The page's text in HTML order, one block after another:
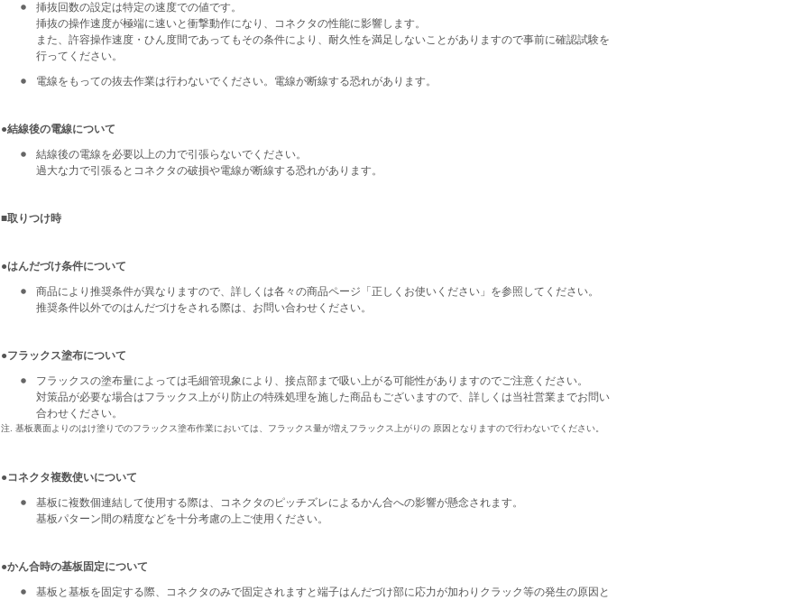
挿抜回数の設定は特定の速度での値です。
挿抜の操作速度が極端に速いと衝撃動作になり、コネクタの性能に影響します。
また、許容操作速度・ひん度間であってもその条件により、耐久性を満足しないことがありますので事前に確認試験を
行ってください。
電線をもっての抜去作業は行わないでください。電線が断線する恐れがあります。
●結線後の電線について
結線後の電線を必要以上の力で引張らないでください。
過大な力で引張るとコネクタの破損や電線が断線する恐れがあります。
■取りつけ時
●はんだづけ条件について
商品により推奨条件が異なりますので、詳しくは各々の商品ページ「正しくお使いください」を参照してください。
推奨条件以外でのはんだづけをされる際は、お問い合わせください。
●フラックス塗布について
フラックスの塗布量によっては毛細管現象により、接点部まで吸い上がる可能性がありますのでご注意ください。
対策品が必要な場合はフラックス上がり防止の特殊処理を施した商品もございますので、詳しくは当社営業までお問い
合わせください。
注. 基板裏面よりのはけ塗りでのフラックス塗布作業においては、フラックス量が増えフラックス上がりの 原因となりますので行わないでください。
●コネクタ複数使いについて
基板に複数個連結して使用する際は、コネクタのピッチズレによるかん合への影響が懸念されます。
基板パターン間の精度などを十分考慮の上ご使用ください。
●かん合時の基板固定について
基板と基板を固定する際、コネクタのみで固定されますと端子はんだづけ部に応力が加わりクラック等の発生の原因と